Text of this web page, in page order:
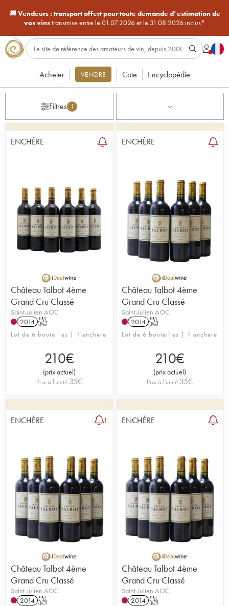
🚚Vendeurs : transport offert pour toute demande d’estimation de
vos vinstransmise entre le 01.07.2026 et le 31.08.2026 inclus*
Acheter VENDRE Cote Encyclopédie
Filtres 1
ENCHÈRE
Château Talbot 4ème
Grand Cru Classé
Saint-Julien AOC
2014 T
Lot de 6 bouteilles | 1 enchère
210€
(prix actuel)
Prix à l'unité 35€
ENCHÈRE
Château Talbot 4ème
Grand Cru Classé
Saint-Julien AOC
2014 T
Lot de 6 bouteilles | 1 enchère
210€
(prix actuel)
Prix à l'unité 35€
ENCHÈRE 1
Château Talbot 4ème
Grand Cru Classé
Saint-Julien AOC
2014 T
ENCHÈRE
Château Talbot 4ème
Grand Cru Classé
Saint-Julien AOC
2014 T